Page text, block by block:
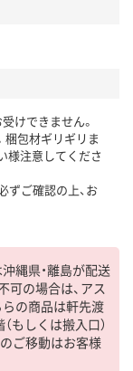
けできません。
梱包材ギリギリま
様注意してくださ
ずご確認の上、お
縄県・離島が配送
可の場合は、アス
の商品は軒先渡
もしくは搬入口）
ご移動はお客様